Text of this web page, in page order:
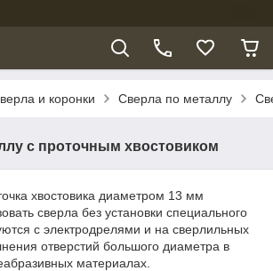
и коронки Сверла по металлу
с проточным хвостовиком
хвостовика диаметром 13 мм
сверла без установки специального
с электродрелями и на сверлильных
отверстий большого диаметра в
материалах.